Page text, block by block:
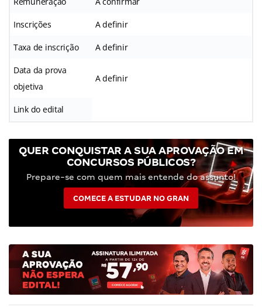
Inscrições A definir
Taxa de inscrição A definir
Data da prova
objetiva
A definir
Link do edital
QUER CONQUISTAR A SUA APROVAÇÃO EM
CONCURSOS PÚBLICOS?
Prepare-se com quem mais entende do assunto!
COMECE A ESTUDAR NO GRAN